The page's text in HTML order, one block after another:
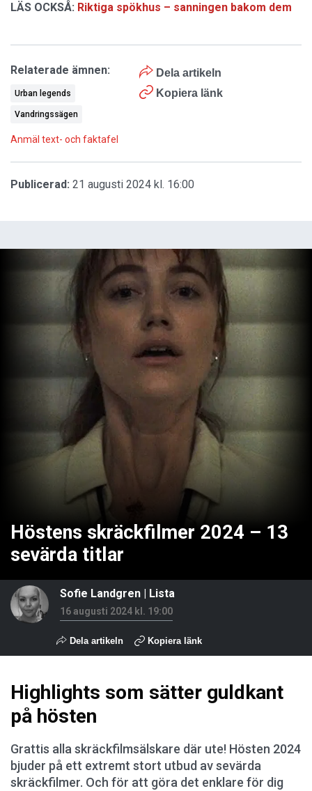
LÄS OCKSÅ: Riktiga spökhus – sanningen bakom dem
Dela artikeln
Kopiera länk
Relaterade ämnen:
Urban legends
Vandringssägen
Anmäl text- och faktafel
Publicerad: 21 augusti 2024 kl. 16:00
Höstens skräckfilmer 2024 – 13
sevärda titlar
Sofie Landgren Lista
16 augusti 2024 kl. 19:00
Dela artikeln Kopiera länk
Highlights som sätter guldkant
på hösten
Grattis alla skräckfilmsälskare där ute! Hösten 2024
bjuder på ett extremt stort utbud av sevärda
skräckfilmer. Och för att göra det enklare för dig